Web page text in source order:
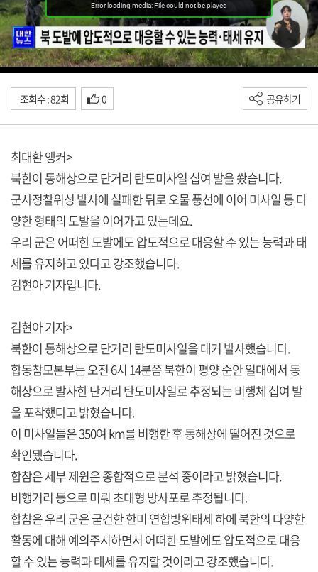
조회수 : 82회 0 공유하기
최대환 앵커>
북한이 동해상으로 단거리 탄도미사일 십여 발을 쐈습니다.
군사정찰위성 발사에 실패한 뒤로 오물 풍선에 이어 미사일 등 다
양한 형태의 도발을 이어가고 있는데요.
우리 군은 어떠한 도발에도 압도적으로 대응할 수 있는 능력과 태
세를 유지하고 있다고 강조했습니다.
김현아 기자입니다.
김현아 기자>
북한이 동해상으로 단거리 탄도미사일을 대거 발사했습니다.
합동참모본부는 오전 6시 14분쯤 북한이 평양 순안 일대에서 동
해상으로 발사한 단거리 탄도미사일로 추정되는 비행체 십여 발
을 포착했다고 밝혔습니다.
이 미사일들은 350여 km를 비행한 후 동해상에 떨어진 것으로
확인됐습니다.
합참은 세부 제원은 종합적으로 분석 중이라고 밝혔습니다.
비행거리 등으로 미뤄 초대형 방사포로 추정됩니다.
합참은 우리 군은 굳건한 한미 연합방위태세 하에 북한의 다양한
활동에 대해 예의주시하면서 어떠한 도발에도 압도적으로 대응
할 수 있는 능력과 태세를 유지할 것이라고 강조했습니다.